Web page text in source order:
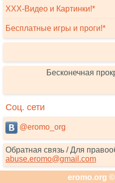
XXX-Видео и Картинки!*
Бесплатные игры и проги!*
Бесконечная
Соц. сети
@eromo_org
Обратная связь / Для
abuse.eromo@gmail.com
eromo.org